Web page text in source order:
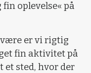
oplevelse« på
være er vi rigtig
fin aktivitet på
et sted, hvor der